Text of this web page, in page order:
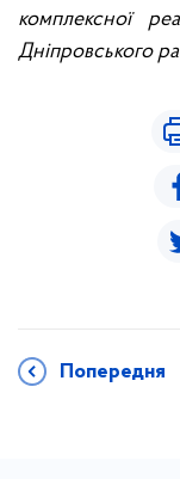
комплексної
Дніпровського
Попередня